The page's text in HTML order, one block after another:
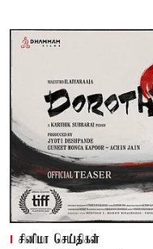
சினிமா செய்திகள்